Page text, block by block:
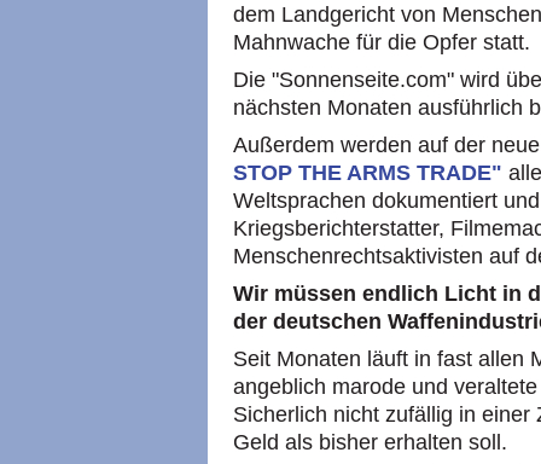
dem Landgericht von
Mahnwache für die Opfer statt.
Die "Sonnenseite.com" wird
nächsten Monaten ausführlich
Außerdem werden auf der
STOP THE ARMS TRADE"
Weltsprachen dokumentiert
Kriegsberichterstatter,
Menschenrechtsaktivisten auf
Wir müssen endlich Licht in
der deutschen
Seit Monaten läuft in fast allen
angeblich marode und
Sicherlich nicht zufällig in
Geld als bisher erhalten soll.